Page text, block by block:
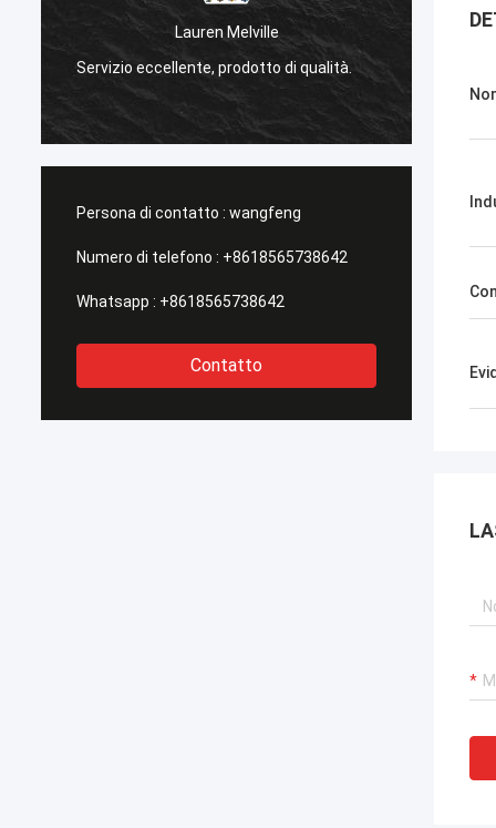
Lauren Melville
Servizio eccellente, prodotto di qualità.
Persona di contatto : wangfeng
Numero di telefono : +8618565738642
Whatsapp : +8618565738642
Contatto